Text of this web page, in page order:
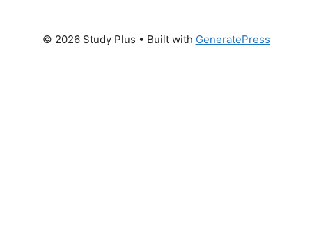
© 2026 Study Plus • Built with GeneratePress